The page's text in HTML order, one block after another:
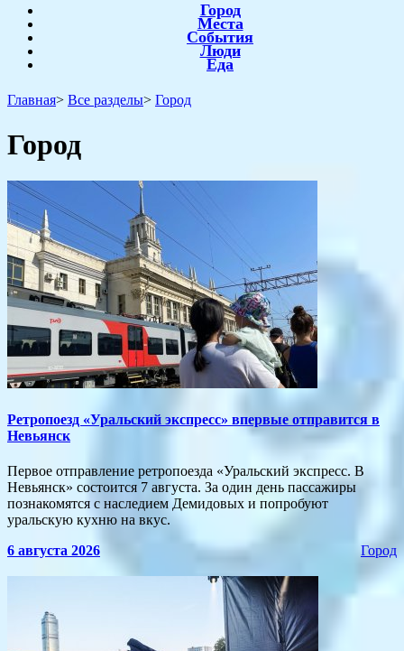
Город
Места
События
Люди
Еда
Главная> Все разделы> Город
Город
​Ретропоезд «Уральский экспресс» впервые отправится в
Невьянск
Первое отправление ретропоезда «Уральский экспресс. В
Невьянск» состоится 7 августа. За один день пассажиры
познакомятся с наследием Демидовых и попробуют
уральскую кухню на вкус.
6 августа 2026
Город